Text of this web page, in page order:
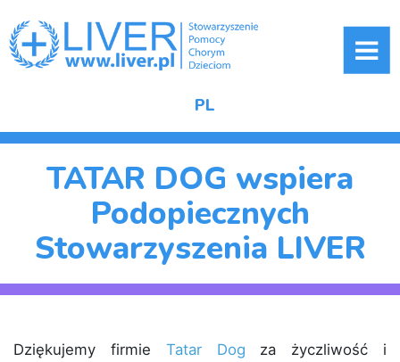
PL
TATAR DOG wspiera
Podopiecznych
Stowarzyszenia LIVER
Dziękujemy firmie Tatar Dog za życzliwość i